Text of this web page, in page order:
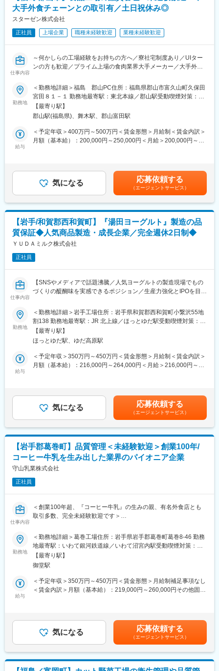
・包装フィルムなどの資材交換
・製造ラインの清掃、消毒 など
【入社後の教育・研修】
・入社2日目：現場にて先輩社員と一緒に作業を行うOJT研修を実
施
・入社2～3か月程度を目安に各工程を一巡後、3交替制勤務のロ
ーテーションへ移行
変更の範囲：会社の定める業務
なっております。
■同社のこだわり：同社のハム・ソーセージは、4つのこだわりの
・「おいしさ」にこだわる：加工技術は、本場ドイツのコンテス
トで連続満点の評価をいただき、金賞受賞を過去６度経験してお
・「創る」にこだわる：小さな工房だからこそ、製法、技術に磨
きをかけ、じっくりと時間をかけ製造されます。
ージではなく、お肉のおいしい食べ方のひとつとしてお召し上が
りいただくために赤身は淡白でくせが無く、脂身には多くの旨み
があるものを使用しております。
・「育てる」にこだわる：北上山地の澄んだ空気と緑に囲まれた
だわりぬいて健康で安心な豚を育てています。
大手外食チェーンとの取引有／土日祝休み◎
スターゼン株式会社
正社員 上場企業 職種未経験歓迎 業種未経験歓迎
仕事内容
～何かしらの工場経験をお持ちの方へ／寮社宅制度あり／UIター
ンの方も歓迎／プライム上場の食肉業界大手メーカー／大手外食
際認証規格)の認証取得を推進／年休121日
■業務内容：
当社の事業は生産事業・食肉調達（国内、海外）、食肉加工品製
造、食肉原料の販売と多岐に亘るなかで、郡山PCでは主に食肉の
加工（生肉、串もの、衣付け等）を行っています。
納品先はスーパー、焼肉チェーン、コンビニエンスストアと多岐
にわたります。
・工場内の衛生管理
・製造前の点検
・商品設計
「品質」を確保するための国際認証規格）
・新商品製造ラインの設計
※現場での仕事は1日2回2～3時間くらいです
■配属組織：
郡山PCの従業員数：約80名
※将来的には複数の製造拠点を経験していただき専門性を磨きなが
らキャリアップが目指すことができます。
■スターセングループについて：
・同社は堅調に推移する食肉業界において食肉卸を柱に業界第4位
の売上高を誇っています。高い自己資本比率と潤沢なキャッシュ
フローで堅実で安定した経営基盤を後ろ盾に積極的な事業投資で
・従業員一人ひとりが自分の能力や個性を存分に生かして働ける
職場づくりを進めることが企業全体の成長につながり、そして社
変更の範囲：会社の定める業務
勤務地
＜勤務地詳細＞福島 郡山PC住所：福島県郡山市富久山町久保田
宮田８１－１ 勤務地最寄駅：東北本線／郡山駅受動喫煙対策：敷
地内喫煙可能場所あり変更の範囲：会社の定める事業所
【最寄り駅】
郡山駅(福島県)、舞木駅、郡山富田駅
給与
＜予定年収＞400万円～500万円＜賃金形態＞月給制＜賃金内訳＞
月額（基本給）：200,000円～250,000円＜月給＞200,000円～
する可能性があります。月給(月額)は固定手当を含めた表記です。
気になる 応募依頼する
（エージェントサービス）
【岩手/和賀郡西和賀町】『湯田ヨーグルト』製造の品
質保証◆人気商品製造・成長企業／完全週休2日制◆
ＹＵＤＡミルク株式会社
正社員
仕事内容
【SNSやメディアで話題沸騰／人気ヨーグルトの製造現場でもの
づくりの醍醐味を実感できるポジション／生産力強化とIPOを目指
～主力製品は高品質な生乳を活かした『プレミアム湯田ヨーグル
ト』など。全国の有名店や百貨店でも人気の商品づくりに携われ
ます～
■業務概要：
当社が誇る『プレミアム湯田ヨーグルト』などの製造を担う工場
にて、品質保証の業務をお任せします。
・微生物、理化学検査
・検査データの入力、管理
・衛生管理および品質確認
・関係部署との連携業務
■組織構成：
を着実に習得できる環境です。
当社の主力製品は生乳の質にこだわっております。他社だと真似
出来ないような仕組みを活用し、基本的には1日後、遅くても2日
造しています。一方で、既存の生乳は効率重視で殺菌をしている
ため量は生産出来ますが風味が落ちてしまうことがあります。現
在の主力製品である「プレミアム湯田ヨーグルト」は非常に需要
が高く、製造が追いついてないほどです。売上の源泉となってお
す。
ト」「ga・ra（ギリシャヨーグルト）」など、プレミアムライン
から日常消費向けまで三つの製品ラインを自社企画・製造・販売
で展開しています。
変更の範囲：会社の定める業務
勤務地
＜勤務地詳細＞岩手工場住所：岩手県和賀郡西和賀町小繋沢55地
割138 勤務地最寄駅：JR 北上線／ほっとゆだ駅受動喫煙対策：屋
内喫煙可能場所あり変更の範囲：会社の定める事業所
【最寄り駅】
ほっとゆだ駅、ゆだ高原駅
給与
＜予定年収＞350万円～450万円＜賃金形態＞月給制＜賃金内訳＞
月額（基本給）：216,000円～264,000円＜月給＞216,000円～
計3か月分）賃金はあくまでも目安の金額であり、選考を通じて上
下する可能性があります。月給(月額)は固定手当を含めた表記で
気になる 応募依頼する
（エージェントサービス）
【岩手郡葛巻町】品質管理＜未経験歓迎＞創業100年/
コーヒー牛乳を生み出した業界のパイオニア企業
守山乳業株式会社
正社員
仕事内容
＜創業100年超、『コーヒー牛乳』の生みの親、有名外食店とも
取引多数、完全未経験歓迎です＞
■業務内容：
日本で初めてコーヒー牛乳の開発・製造・販売を行った創業100
越年の老舗食品メーカーである当社にて、乳製品・清涼飲料水等
（ソフトクリーム・コーヒークリーム・デザート等）の品質管
理・品質保証業務をお任せします。
■業務詳細
・調合（製造工程管理およびフォローアップ）
※上記作業は機械で実施するので未経験の方でも早期にキャッチア
ップ可能です。
分量/材料投入の順番などレシピを基に行います。ただ決められた
勤務地
＜勤務地詳細＞葛巻工場住所：岩手県岩手郡葛巻町葛巻8‐46 勤務
地最寄駅：いわて銀河鉄道線／いわて沼宮内駅受動喫煙対策：敷
地内喫煙可能場所あり変更の範囲：会社の定める事業所
【最寄り駅】
御堂駅
給与
＜予定年収＞350万円～450万円＜賃金形態＞月給制補足事項なし
＜賃金内訳＞月額（基本給）：219,000円～260,000円その他固定
を考慮の上、同社既定により決定■昇給：年1回（4月）■賞与：年
2回（7月・12月※過去実績2ヶ月分）賃金はあくまでも目安の金額
であり、選考を通じて上下する可能性があります。月給(月額)は固
定手当を含めた表記です。
気になる 応募依頼する
（エージェントサービス）